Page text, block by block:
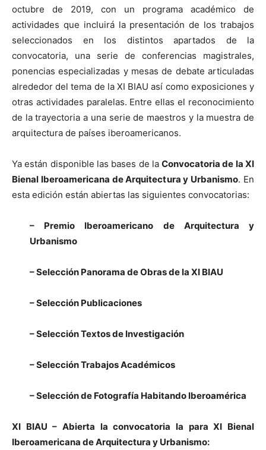
octubre de 2019, con un programa académico de
actividades que incluirá la presentación de los trabajos
seleccionados en los distintos apartados de la
convocatoria, una serie de conferencias magistrales,
ponencias especializadas y mesas de debate articuladas
alrededor del tema de la XI BIAU así como exposiciones y
otras actividades paralelas. Entre ellas el reconocimiento
de la trayectoria a una serie de maestros y la muestra de
arquitectura de países iberoamericanos.
Ya están disponible las bases de laConvocatoria de la XI
Bienal Iberoamericana de Arquitectura y Urbanismo. En
esta edición están abiertas las siguientes convocatorias:
– Premio Iberoamericano de Arquitectura y
Urbanismo
– Selección Panorama de Obras de la XI BIAU
– Selección Publicaciones
– Selección Textos de Investigación
– Selección Trabajos Académicos
– Selección de Fotografía Habitando Iberoamérica
XI BIAU – Abierta la convocatoria la para XI Bienal
Iberoamericana de Arquitectura y Urbanismo: